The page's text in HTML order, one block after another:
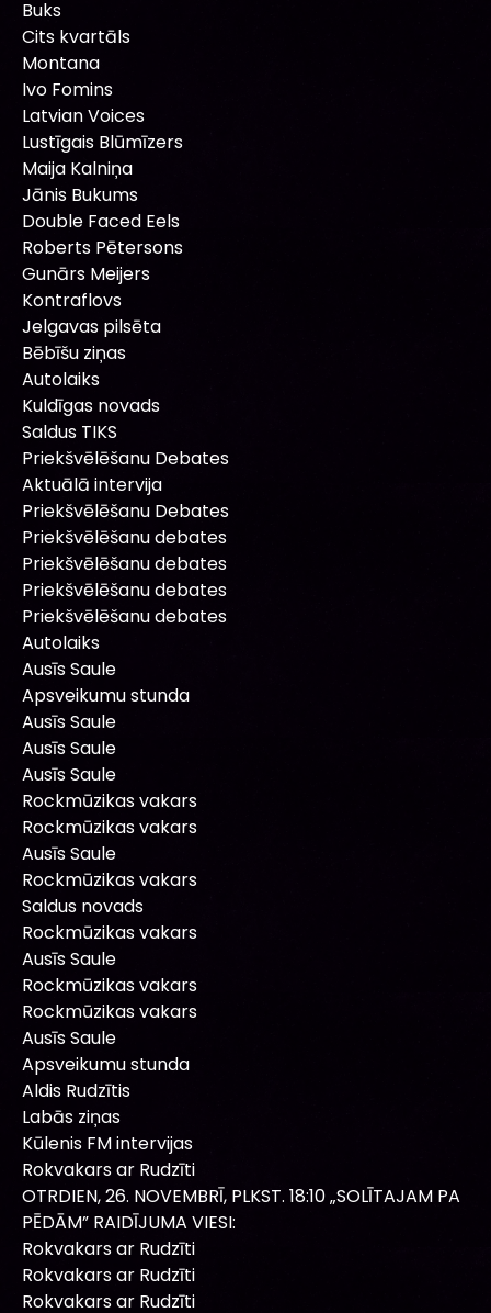
Buks
Cits kvartāls
Montana
Ivo Fomins
Latvian Voices
Lustīgais Blūmīzers
Maija Kalniņa
Jānis Bukums
Double Faced Eels
Roberts Pētersons
Gunārs Meijers
Kontraflovs
Jelgavas pilsēta
Bēbīšu ziņas
Autolaiks
Kuldīgas novads
Saldus TIKS
Priekšvēlēšanu Debates
Aktuālā intervija
Priekšvēlēšanu Debates
Priekšvēlēšanu debates
Priekšvēlēšanu debates
Priekšvēlēšanu debates
Priekšvēlēšanu debates
Autolaiks
Ausīs Saule
Apsveikumu stunda
Ausīs Saule
Ausīs Saule
Ausīs Saule
Rockmūzikas vakars
Rockmūzikas vakars
Ausīs Saule
Rockmūzikas vakars
Saldus novads
Rockmūzikas vakars
Ausīs Saule
Rockmūzikas vakars
Rockmūzikas vakars
Ausīs Saule
Apsveikumu stunda
Aldis Rudzītis
Labās ziņas
Kūlenis FM intervijas
Rokvakars ar Rudzīti
OTRDIEN, 26. NOVEMBRĪ, PLKST. 18:10 „SOLĪTAJAM PA
PĒDĀM” RAIDĪJUMA VIESI:
Rokvakars ar Rudzīti
Rokvakars ar Rudzīti
Rokvakars ar Rudzīti